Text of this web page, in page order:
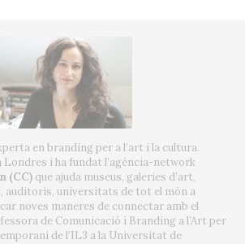
en branding per a l’art i la cultura.
Londres i ha fundat l’agència-network
(CC) que ajuda museus, galeries d’art,
auditoris, universitats de tot el món a
noves maneres de connectar amb el
de Comunicació i Branding a l’Art per
de l’IL3 a la Universitat de